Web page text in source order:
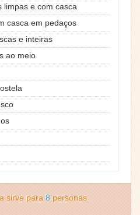
limpas e com casca
casca em pedaços
e inteiras
ao meio
sirve para8 personas